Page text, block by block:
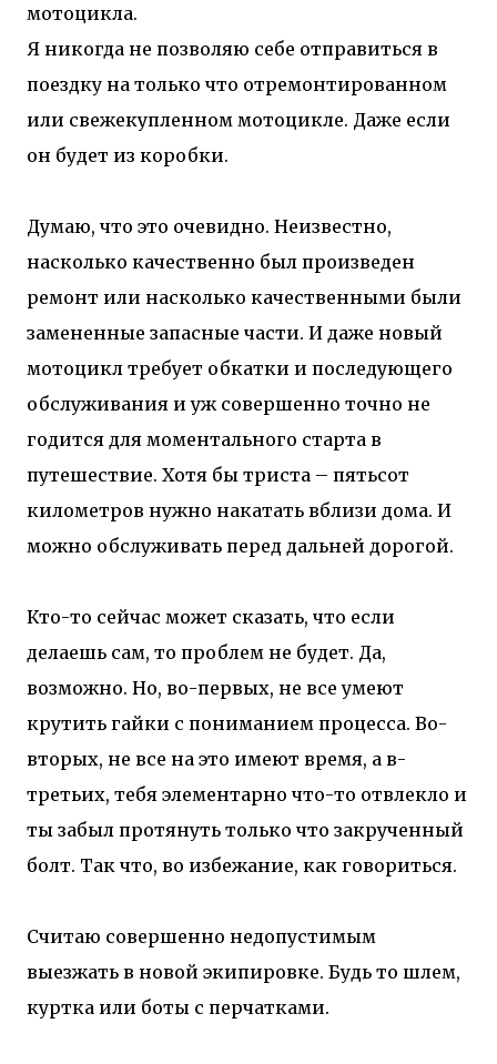
мотоцикла.
Я никогда не позволяю себе отправиться в
поездку на только что отремонтированном
или свежекупленном мотоцикле. Даже если
он будет из коробки.
Думаю, что это очевидно. Неизвестно,
насколько качественно был произведен
ремонт или насколько качественными были
замененные запасные части. И даже новый
мотоцикл требует обкатки и последующего
обслуживания и уж совершенно точно не
годится для моментального старта в
путешествие. Хотя бы триста – пятьсот
километров нужно накатать вблизи дома. И
можно обслуживать перед дальней дорогой.
Кто-то сейчас может сказать, что если
делаешь сам, то проблем не будет. Да,
возможно. Но, во-первых, не все умеют
крутить гайки с пониманием процесса. Во-
вторых, не все на это имеют время, а в-
третьих, тебя элементарно что-то отвлекло и
ты забыл протянуть только что закрученный
болт. Так что, во избежание, как говориться.
Считаю совершенно недопустимым
выезжать в новой экипировке. Будь то шлем,
куртка или боты с перчатками.